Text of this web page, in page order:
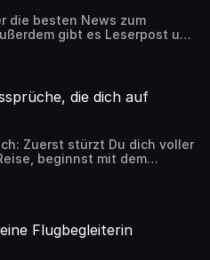
die besten News zum
gibt es Leserpost und
Arbeit des Podcasts.
Acast. See
die dich auf
Zuerst stürzt Du dich voller
beginnst mit dem
Job als Podcaster. Doch
Antrieb. In vielen
herauszukommen. In
ganz persönlichen
on Acast. See
Flugbegleiterin